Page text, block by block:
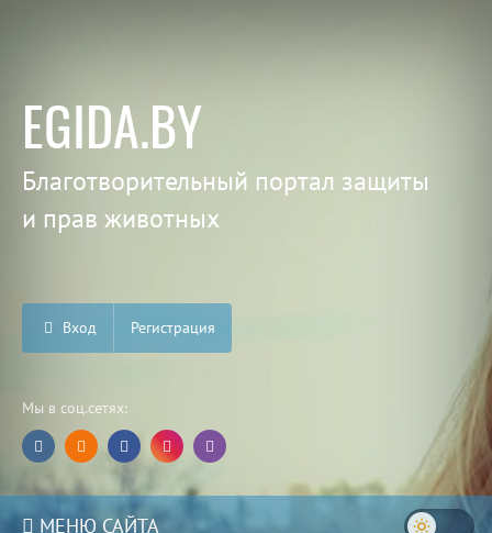
EGIDA.BY
Благотворительный портал защиты
и прав животных
Вход Регистрация
Мы в соц.сетях:
МЕНЮ САЙТА